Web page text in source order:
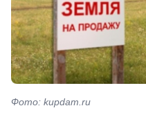
Фото: kupdam.ru